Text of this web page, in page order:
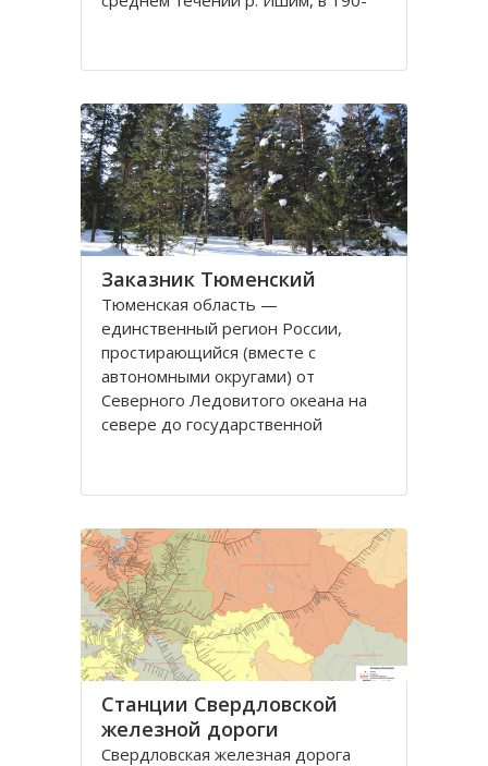
международного ранга в России 35.
возможность в полной
Заказник Тюменский
Тюменская область —
единственный регион России,
простирающийся (вместе с
автономными округами) от
Северного Ледовитого океана на
севере до государственной
регион. Здесь ведется добыча
производства стройматериалов
Станции Свердловской
железной дороги
Свердловскaя железнaя дорогa